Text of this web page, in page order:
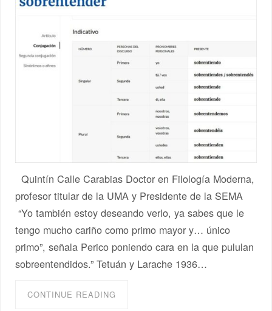
Quintín Calle Carabias Doctor en Filología Moderna,
profesor titular de la UMA y Presidente de la SEMA
“Yo también estoy deseando verlo, ya sabes que le
tengo mucho cariño como primo mayor y… único
primo”, señala Perico poniendo cara en la que pululan
sobreentendidos.” Tetuán y Larache 1936…
CONTINUE READING